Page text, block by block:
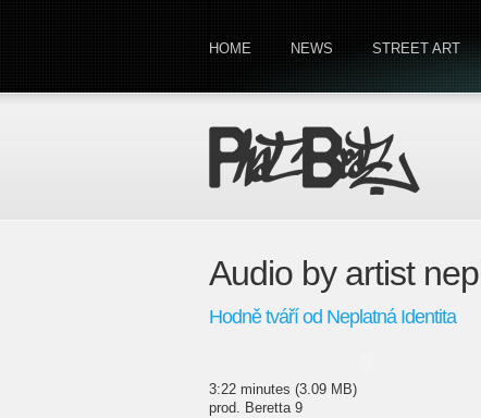
HOME NEWS STREET ART
Audio by artist
Hodně tváří od Neplatná Identita
3:22 minutes (3.09 MB)
prod. Beretta 9